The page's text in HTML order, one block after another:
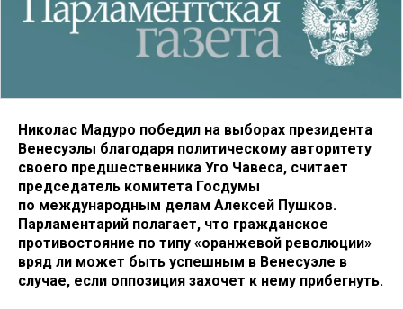
Николас Мадуро победил на выборах президента
Венесуэлы благодаря политическому авторитету
своего предшественника Уго Чавеса, считает
председатель комитета Госдумы
по международным делам Алексей Пушков.
Парламентарий полагает, что гражданское
противостояние по типу «оранжевой революции»
вряд ли может быть успешным в Венесуэле в
случае, если оппозиция захочет к нему прибегнуть.